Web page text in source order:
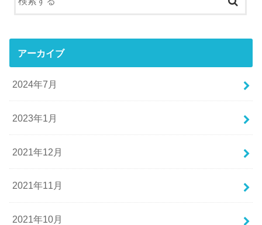
アーカイブ
2024年7月
2023年1月
2021年12月
2021年11月
2021年10月